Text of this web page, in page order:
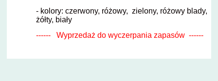
- kolory: czerwony, różowy, zielony, różowy blady,
żółty, biały
------ Wyprzedaż do wyczerpania zapasów ------